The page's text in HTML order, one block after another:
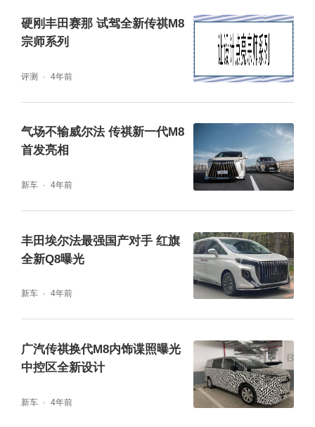
与现款传祺M8相同，全新传祺M8依然提供双
外观设计，除了大师版车型外，普通版车型采
列，并且在前大灯两侧加入类似“胡须”的竖装L
ED光带，为前脸带来更加丰富的层次感，营造
出更加时尚运动的整成氛围，与大师版形成差
异化风格。除此之外，普通版车型还对前后包
围、侧裙、轮毂进行优化设计，减少镀铬饰条
的使用，整体更加干练。
硬刚丰田赛那 试驾全新传祺M8
宗师系列
评测 4年前
气场不输威尔法 传祺新一代M8
首发亮相
新车 4年前
丰田埃尔法最强国产对手 红旗
全新Q8曝光
新车 4年前
广汽传祺换代M8内饰谍照曝光
中控区全新设计
新车 4年前